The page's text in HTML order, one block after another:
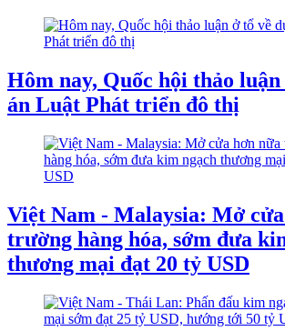
Hôm nay, Quốc hội thảo
án Luật Phát triển đô thị
Việt Nam - Malaysia: Mở
trường hàng hóa, sớm đưa
thương mại đạt 20 tỷ USD